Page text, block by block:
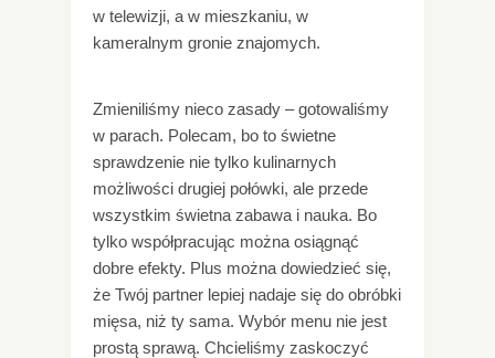
w telewizji, a w mieszkaniu, w
kameralnym gronie znajomych.
Zmieniliśmy nieco zasady – gotowaliśmy
w parach. Polecam, bo to świetne
sprawdzenie nie tylko kulinarnych
możliwości drugiej połówki, ale przede
wszystkim świetna zabawa i nauka. Bo
tylko współpracując można osiągnąć
dobre efekty. Plus można dowiedzieć się,
że Twój partner lepiej nadaje się do obróbki
mięsa, niż ty sama. Wybór menu nie jest
prostą sprawą. Chcieliśmy zaskoczyć